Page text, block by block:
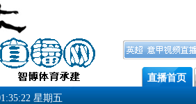
直播首页
星期五